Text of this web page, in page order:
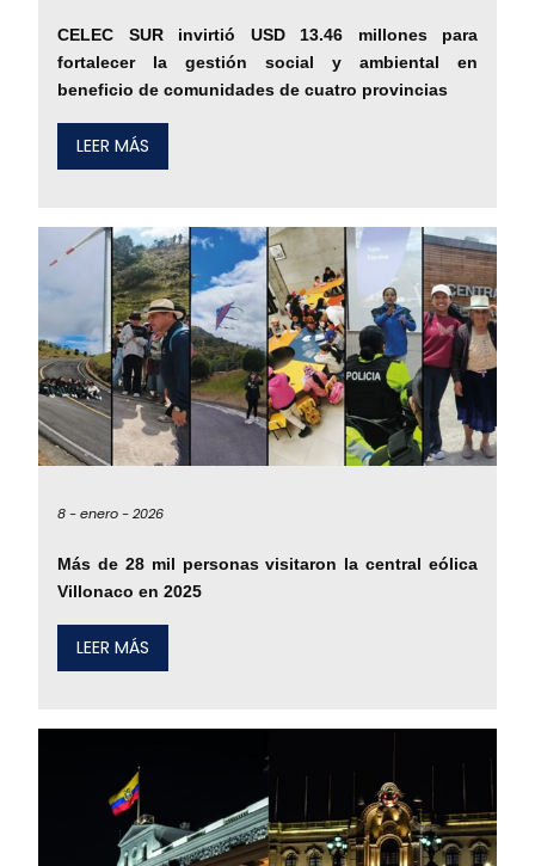
CELEC SUR invirtió USD 13.46 millones para
fortalecer la gestión social y ambiental en
beneficio de comunidades de cuatro provincias
LEER MÁS
8 -enero -2026
Más de 28 mil personas visitaron la central eólica
Villonaco en 2025
LEER MÁS